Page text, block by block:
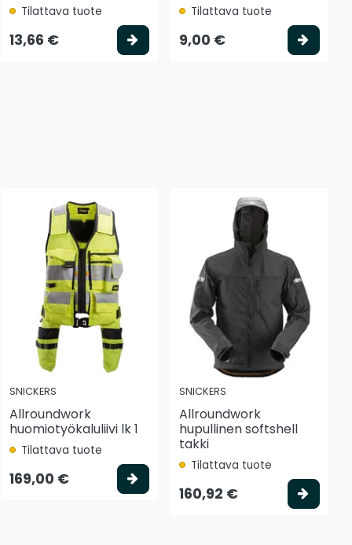
vaihtoehto
Tilattava tuote
13,66 € Valitse vaihtoehto
Tilattava tuote
9,00 €
vaihtoehto
SNICKERS
Allroundwork
huomiotyökaluliivi lk 1
Tilattava tuote
169,00 €
SNICKERS
Allroundwork
hupullinen softshell
takki
Tilattava tuote
160,92 €